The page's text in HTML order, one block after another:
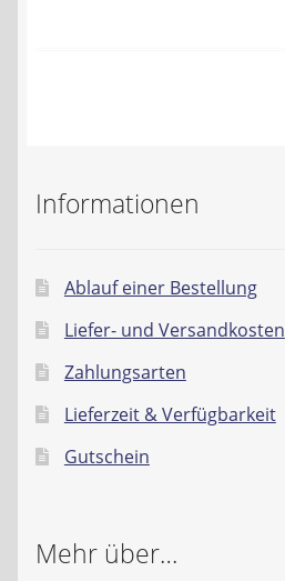
Datenschutzerklärung
Informationen
Ablauf einer Bestellung
Liefer- und Versandkosten
Zahlungsarten
Lieferzeit & Verfügbarkeit
Gutschein
Mehr über…